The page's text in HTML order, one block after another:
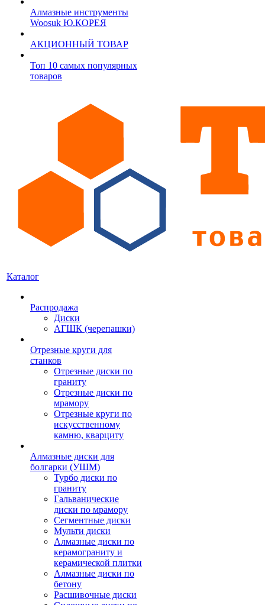
Алмазные инструменты
Woosuk Ю.КОРЕЯ
АКЦИОННЫЙ ТОВАР
Топ 10 самых популярных
товаров
Каталог
Распродажа
Диски
АГШК (черепашки)
Отрезные круги для
станков
Отрезные диски по
граниту
Отрезные диски по
мрамору
Отрезные круги по
искусственному
камню, кварциту
Алмазные диски для
болгарки (УШМ)
Турбо диски по
граниту
Гальванические
диски по мрамору
Сегментные диски
Мульти диски
Алмазные диски по
керамограниту и
керамической плитки
Алмазные диски по
бетону
Расшивочные диски